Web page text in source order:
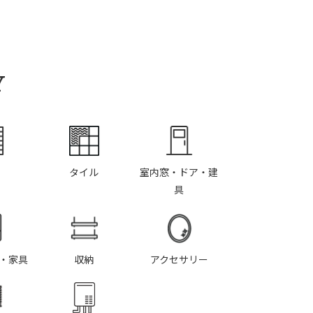
タイル
室内窓・ドア・建
具
家具 収納 アクセサリー